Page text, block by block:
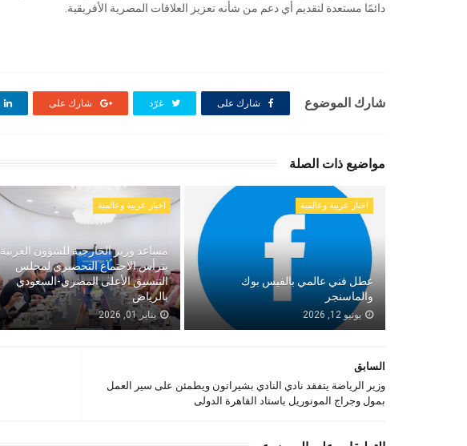
دائمًا مستعدة لتقديم أي دعم من شأنه تعزيز العلاقات المصرية الأفريقية.
شارك الموضوع شارك على غرّد شارك على
مواضيع ذات الصلة
اخبار عربية وعالمية
عطل فني عالمي بالفيس بوك
والماسنجر
يونيو 12, 2026
اخبار عربية وعالمية
مساعد وزير الخارجية للشؤون العربية
يترأس الاجتماع التحضيري لمجلس
التنسيق الأعلى المصري-السعودي
بالرياض
يناير 01, 2026
السابق
وزير الرياضة يتفقد نادي النادي بشيراتون ويطمئن على سير العمل
بمول وجراج المونوريل باستاد القاهرة الدولى